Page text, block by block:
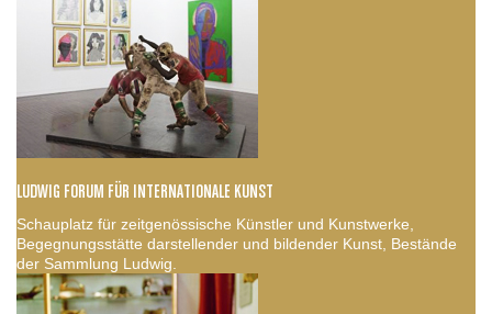
LUDWIG FORUM FÜR INTERNATIONALE KUNST
Schauplatz für zeitgenössische Künstler und Kunstwerke,
Begegnungsstätte darstellender und bildender Kunst, Bestände
der Sammlung Ludwig.